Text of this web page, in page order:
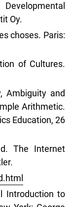
Oy.
choses. Paris:
of Cultures.
Ambiguity and
Arithmetic.
Education, 26
The Internet
Introduction to